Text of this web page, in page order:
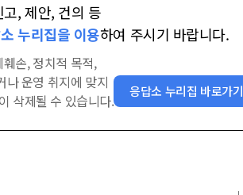
, 제안, 건의 등
누리집을 이용하여 주시기 바랍니다.
손, 정치적 목적,
나 운영 취지에 맞지
삭제될 수 있습니다.
응답소 누리집 바로가기